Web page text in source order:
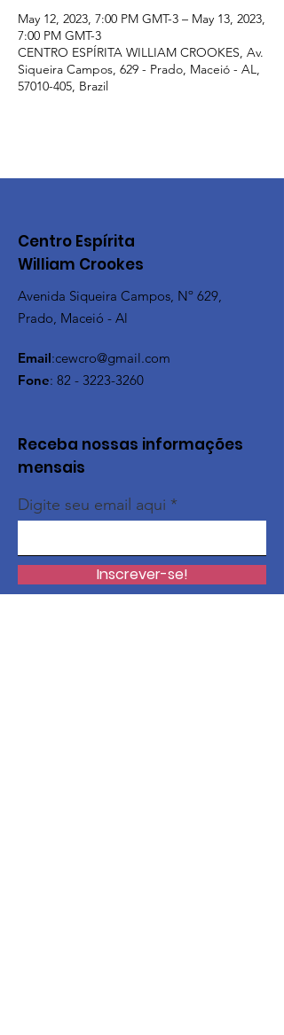
May 12, 2023, 7:00 PM GMT-3 – May 13, 2023,
7:00 PM GMT-3
CENTRO ESPÍRITA WILLIAM CROOKES, Av.
Siqueira Campos, 629 - Prado, Maceió - AL,
57010-405, Brazil
Centro Espírita
William Crookes
Avenida Siqueira Campos, Nº 629,
Prado, Maceió - Al
Email:cewcro@gmail.com
Fone: 82 - 3223-3260
Receba nossas informações
mensais
Digite seu email aqui
Inscrever-se!